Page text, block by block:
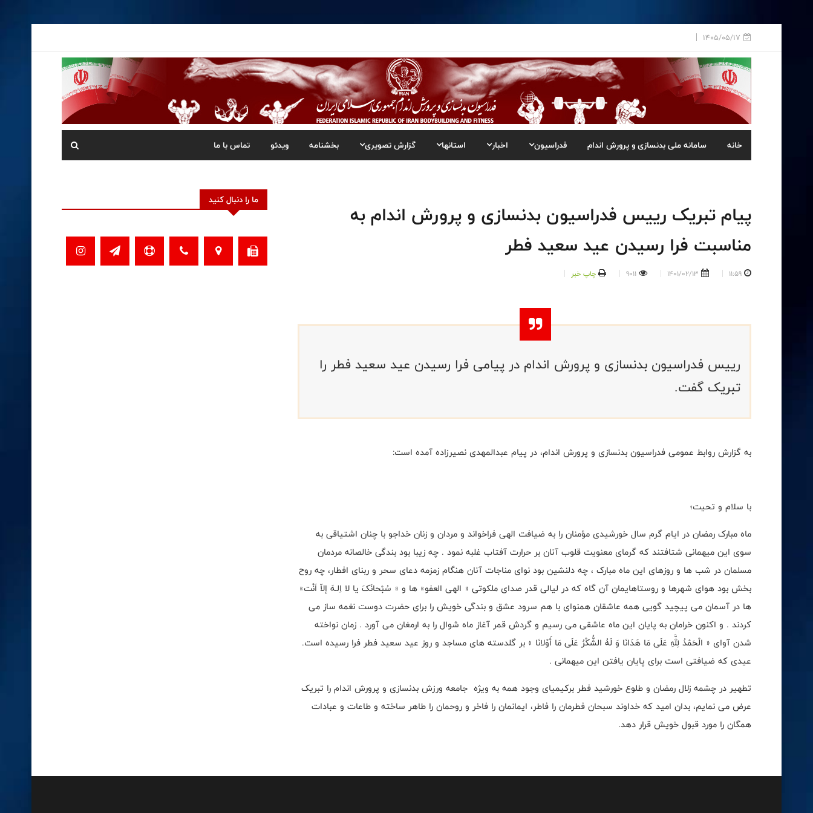
1405/05/17
خانه سامانه ملی بدنسازی و پرورش اندام فدراسیون اخبار استانها گزارش تصویری بخشنامه ویدئو تماس با ما
پیام تبریک رییس فدراسیون بدنسازی و پرورش اندام به
مناسبت فرا رسیدن عید سعید فطر
11:59
1401/02/13
9011 چاپ خبر
رییس فدراسیون بدنسازی و پرورش اندام در پیامی فرا رسیدن عید سعید فطر را
تبریک گفت.
به گزارش روابط عمومی فدراسیون بدنسازی و پرورش اندام، در پیام عبدالمهدی نصیرزاده آمده است:
با سلام و تحیت؛
ماه مبارک رمضان در ایام گرم سال خورشیدی مؤمنان را به ضیافت الهی فراخواند و مردان و زنان خداجو با چنان اشتیاقی به
سوی این میهمانی شتافتند که گرمای معنویت قلوب آنان بر حرارت آفتاب غلبه نمود . چه زیبا بود بندگی خالصانه مردمان
مسلمان در شب ها و روزهای این ماه مبارک ، چه دلنشین بود نوای مناجات آنان هنگام زمزمه دعای سحر و ربنای افطار، چه روح
بخش بود هوای شهرها و روستاهایمان آن گاه که در لیالی قدر صدای ملکوتی « الهی العفو» ها و « سُبْحانَکَ یا لا اِلـهَ إلاّ اَنْت»
ها در آسمان می پیچید گویی همه عاشقان همنوای با هم سرود عشق و بندگی خویش را برای حضرت دوست نغمه ساز می
کردند . و اکنون خرامان به پایان این ماه عاشقی می رسیم و گردش قمر آغاز ماه شوال را به ارمغان می آورد . زمان نواخته
شدن آوای « الْحَمْدُ لِلَّهِ عَلَی مَا هَدَانَا وَ لَهُ الشُّکْرُ عَلَی مَا أَوْلانَا » بر گلدسته های مساجد و روز عید سعید فطر فرا رسیده است.
عیدی که ضیافتی است برای پایان یافتن این میهمانی .
تطهیر در چشمه زلال رمضان و طلوع خورشید فطر برکیمیای وجود همه به ویژه جامعه ورزش بدنسازی و پرورش اندام را تبریک
عرض می نمایم، بدان امید که خداوند سبحان فطرمان را فاطر، ایمانمان را فاخر و روحمان را طاهر ساخته و طاعات و عبادات
همگان را مورد قبول خویش قرار دهد.
ما را دنبال کنید